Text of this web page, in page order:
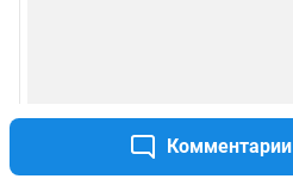
Комментарии